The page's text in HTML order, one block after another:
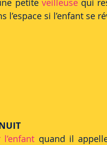
petite veilleuse qui
l’espace si l’enfant se
quand il